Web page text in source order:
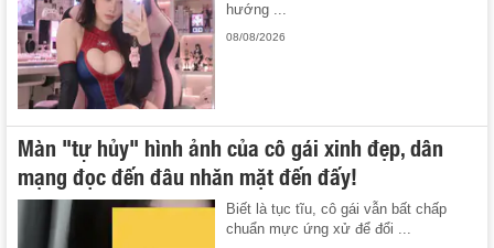
hướng ...
08/08/2026
Màn "tự hủy" hình ảnh của cô gái xinh đẹp, dân
mạng đọc đến đâu nhăn mặt đến đấy!
Biết là tục tĩu, cô gái vẫn bất chấp
chuẩn mực ứng xử để đổi ...